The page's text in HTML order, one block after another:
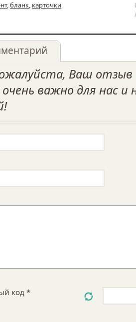
,бланк, карточки
Ваш отзыв
важно для нас и
код *